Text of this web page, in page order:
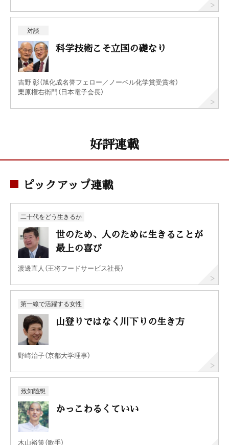
対談
科学技術こそ立国の礎なり
吉野 彰（旭化成名誉フェロー／ノーベル化学賞受賞者）
栗原権右衛門（日本電子会長）
好評連載
ピックアップ連載
二十代をどう生きるか
世のため、人のために生きることが
最上の喜び
渡邊直人（王将フードサービス社長）
第一線で活躍する女性
山登りではなく川下りの生き方
野崎治子（京都大学理事）
致知随想
かっこわるくていい
木山裕策（歌手）